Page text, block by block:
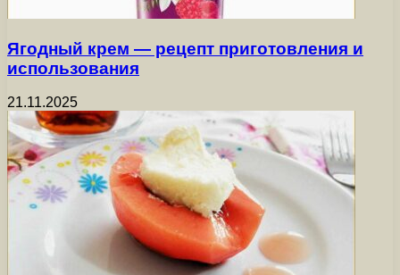
Ягодный крем — рецепт приготовления и
использования
21.11.2025